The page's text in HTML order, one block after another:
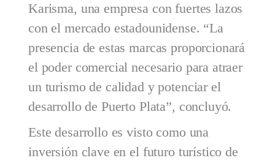
Karisma, una empresa con fuertes lazos
con el mercado estadounidense. “La
presencia de estas marcas proporcionará
el poder comercial necesario para atraer
un turismo de calidad y potenciar el
desarrollo de Puerto Plata”, concluyó.
Este desarrollo es visto como una
inversión clave en el futuro turístico de